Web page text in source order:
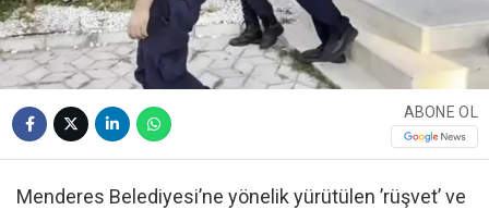
ABONE OL
Menderes Belediyesi’ne yönelik yürütülen ’rüşvet’ ve